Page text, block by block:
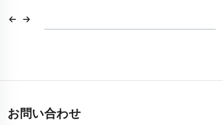
お問い合わせ